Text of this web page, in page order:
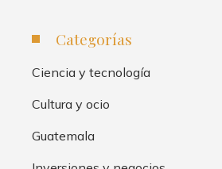
Categorías
Ciencia y tecnología
Cultura y ocio
Guatemala